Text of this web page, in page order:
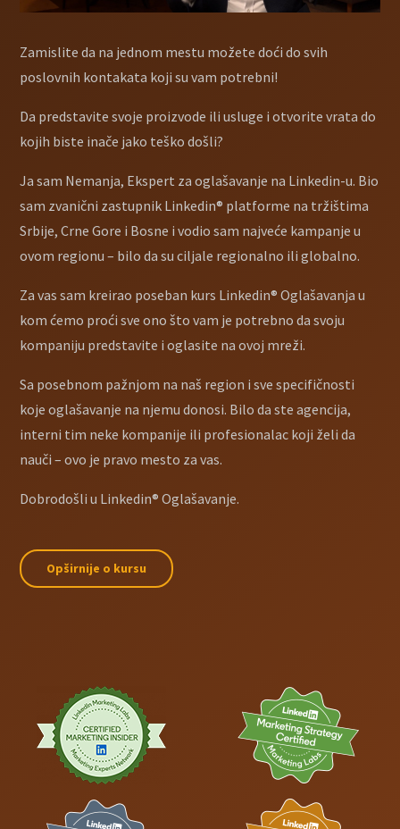
Zamislite da na jednom mestu možete doći do svih
poslovnih kontakata koji su vam potrebni!
Da predstavite svoje proizvode ili usluge i otvorite vrata do
kojih biste inače jako teško došli?
Ja sam Nemanja, Ekspert za oglašavanje na Linkedin-u. Bio
sam zvanični zastupnik Linkedin® platforme na tržištima
Srbije, Crne Gore i Bosne i vodio sam najveće kampanje u
ovom regionu – bilo da su ciljale regionalno ili globalno.
Za vas sam kreirao poseban kurs Linkedin® Oglašavanja u
kom ćemo proći sve ono što vam je potrebno da svoju
kompaniju predstavite i oglasite na ovoj mreži.
Sa posebnom pažnjom na naš region i sve specifičnosti
koje oglašavanje na njemu donosi. Bilo da ste agencija,
interni tim neke kompanije ili profesionalac koji želi da
nauči – ovo je pravo mesto za vas.
Dobrodošli u Linkedin® Oglašavanje.
Opširnije o kursu